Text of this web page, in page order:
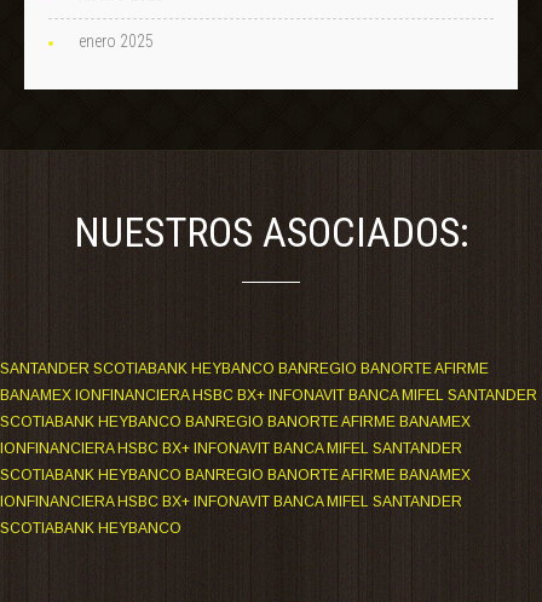
enero 2025
NUESTROS ASOCIADOS:
SANTANDER SCOTIABANK HEYBANCO BANREGIO BANORTE AFIRME
BANAMEX IONFINANCIERA HSBC BX+ INFONAVIT BANCA MIFEL SANTANDER
SCOTIABANK HEYBANCO BANREGIO BANORTE AFIRME BANAMEX
IONFINANCIERA HSBC BX+ INFONAVIT BANCA MIFEL SANTANDER
SCOTIABANK HEYBANCO BANREGIO BANORTE AFIRME BANAMEX
IONFINANCIERA HSBC BX+ INFONAVIT BANCA MIFEL SANTANDER
SCOTIABANK HEYBANCO